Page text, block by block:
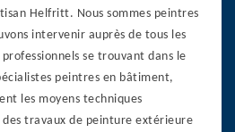
Helfritt. Nous sommes peintres
intervenir auprès de tous les
se trouvant dans le
peintres en bâtiment,
les moyens techniques
des travaux de peinture extérieure